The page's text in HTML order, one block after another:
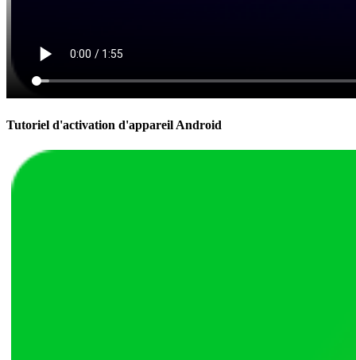
Tutoriel d'activation d'appareil Android